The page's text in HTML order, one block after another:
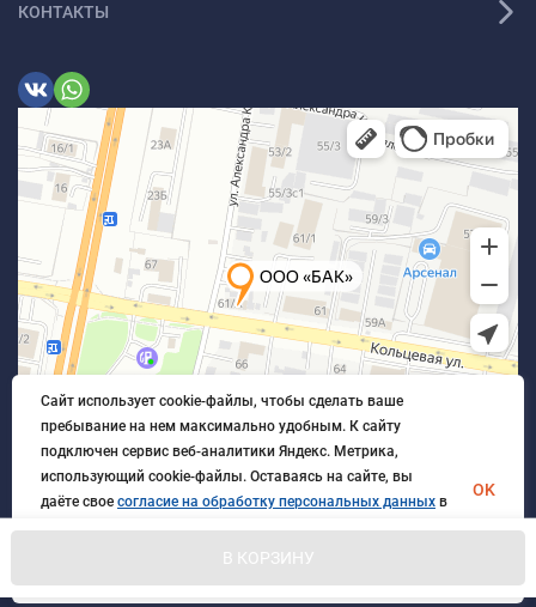
В КОРЗИНУ
КОНТАКТЫ
© 2026 БлагАвтоКомплект. Все права защищены
Сайт использует cookie-файлы, чтобы сделать ваше
пребывание на нем максимально удобным. К cайту
подключен сервис веб-аналитики Яндекс. Метрика,
использующий cookie-файлы. Оставаясь на сайте, вы
даёте свое согласие на обработку персональных данных в
порядке, указанном вПолитике обработки персональных
OK